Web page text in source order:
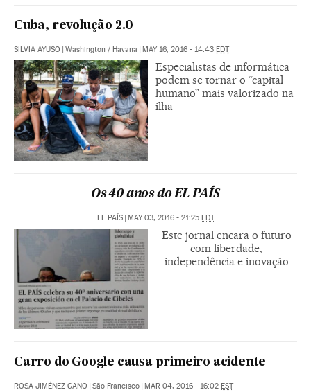
Cuba, revolução 2.0
SILVIA AYUSO | Washington / Havana | MAY 16, 2016 - 14:43 EDT
Especialistas de informática
podem se tornar o “capital
humano” mais valorizado na
ilha
Os 40 anos do EL PAÍS
EL PAÍS | MAY 03, 2016 - 21:25 EDT
Este jornal encara o futuro
com liberdade,
independência e inovação
Carro do Google causa primeiro acidente
ROSA JIMÉNEZ CANO | São Francisco | MAR 04, 2016 - 16:02 EST